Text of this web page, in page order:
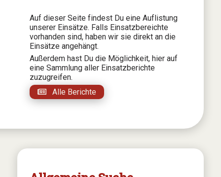
Auf dieser Seite findest Du eine Auflistung
unserer Einsätze. Falls Einsatzbereichte
vorhanden sind, haben wir sie direkt an die
Einsätze angehängt.
Außerdem hast Du die Möglichkeit, hier auf
eine Sammlung aller Einsatzberichte
zuzugreifen.
Alle Berichte